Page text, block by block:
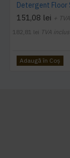
151,08 lei + TVA
182,81 lei TVA inclus
Adaugă în Coş